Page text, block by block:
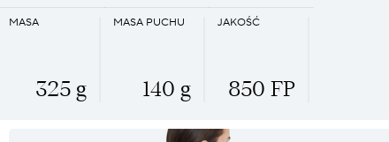
MASA
325 g
JAKOŚĆ
850 FP
MASA PUCHU
140 g